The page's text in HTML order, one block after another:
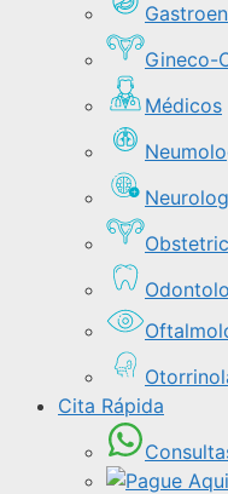
Gineco-
Médicos
Cita Rápida